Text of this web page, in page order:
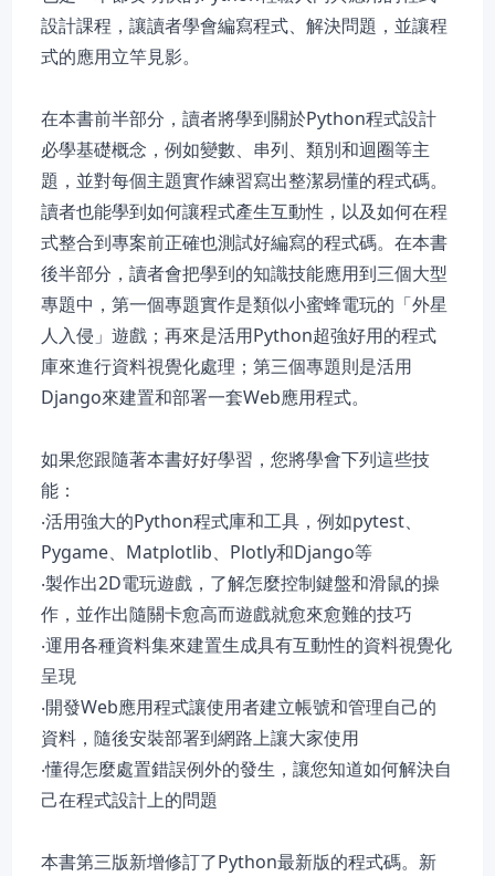
設計課程，讓讀者學會編寫程式、解決問題，並讓程
式的應用立竿見影。
在本書前半部分，讀者將學到關於Python程式設計
必學基礎概念，例如變數、串列、類別和迴圈等主
題，並對每個主題實作練習寫出整潔易懂的程式碼。
讀者也能學到如何讓程式產生互動性，以及如何在程
式整合到專案前正確也測試好編寫的程式碼。在本書
後半部分，讀者會把學到的知識技能應用到三個大型
專題中，第一個專題實作是類似小蜜蜂電玩的「外星
人入侵」遊戲；再來是活用Python超強好用的程式
庫來進行資料視覺化處理；第三個專題則是活用
Django來建置和部署一套Web應用程式。
如果您跟隨著本書好好學習，您將學會下列這些技
能：
‧活用強大的Python程式庫和工具，例如pytest、
Pygame、Matplotlib、Plotly和Django等
‧製作出2D電玩遊戲，了解怎麼控制鍵盤和滑鼠的操
作，並作出隨關卡愈高而遊戲就愈來愈難的技巧
‧運用各種資料集來建置生成具有互動性的資料視覺化
呈現
‧開發Web應用程式讓使用者建立帳號和管理自己的
資料，隨後安裝部署到網路上讓大家使用
‧懂得怎麼處置錯誤例外的發生，讓您知道如何解決自
己在程式設計上的問題
本書第三版新增修訂了Python最新版的程式碼。新